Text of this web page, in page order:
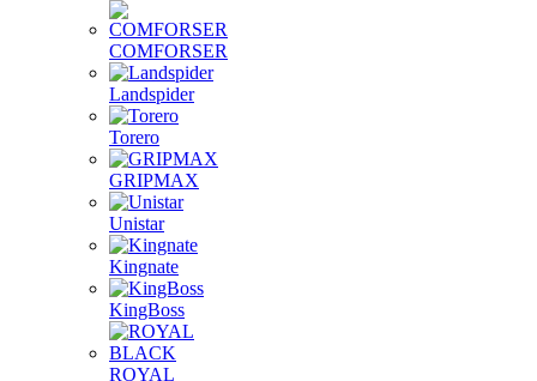
COMFORSER
Landspider
Torero
GRIPMAX
Unistar
Kingnate
KingBoss
ROYAL